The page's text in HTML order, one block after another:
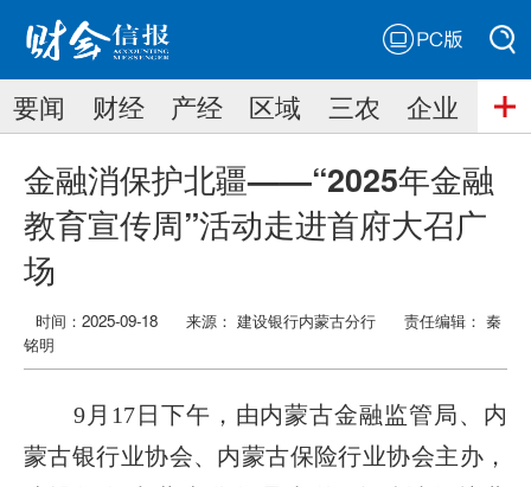
搜索
搜索
要闻 财经 产经 区域 三农 企业
金融消保护北疆——“2025年金融
教育宣传周”活动走进首府大召广
场
时间：2025-09-18 来源： 建设银行内蒙古分行 责任编辑： 秦
铭明
9月17日下午，由内蒙古金融监管局、内
蒙古银行业协会、内蒙古保险行业协会主办，